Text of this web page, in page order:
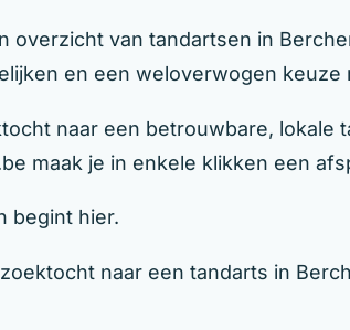
overzicht van tandartsen in
en een weloverwogen keuze
naar een betrouwbare,
maak je in enkele klikken een
begint hier.
naar een tandarts in